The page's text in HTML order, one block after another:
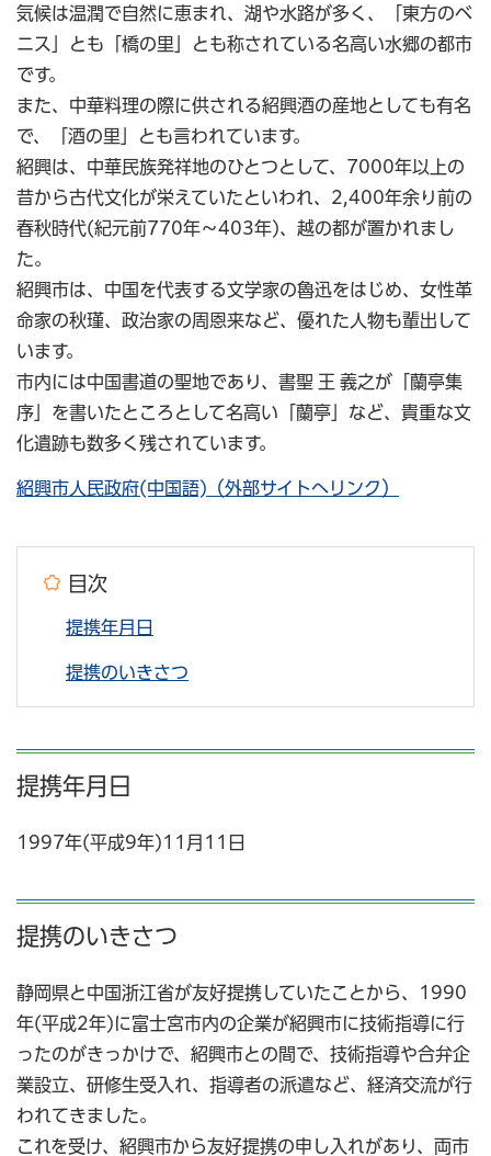
気候は温潤で自然に恵まれ、湖や水路が多く、「東方のベ
ニス」とも「橋の里」とも称されている名高い水郷の都市
です。
また、中華料理の際に供される紹興酒の産地としても有名
で、「酒の里」とも言われています。
紹興は、中華民族発祥地のひとつとして、7000年以上の
昔から古代文化が栄えていたといわれ、2,400年余り前の
春秋時代(紀元前770年～403年)、越の都が置かれまし
た。
紹興市は、中国を代表する文学家の魯迅をはじめ、女性革
命家の秋瑾、政治家の周恩来など、優れた人物も輩出して
います。
市内には中国書道の聖地であり、書聖 王 義之が「蘭亭集
序」を書いたところとして名高い「蘭亭」など、貴重な文
化遺跡も数多く残されています。
紹興市人民政府(中国語)（外部サイトへリンク）
目次
提携年月日
提携のいきさつ
提携年月日
1997年(平成9年)11月11日
提携のいきさつ
静岡県と中国浙江省が友好提携していたことから、1990
年(平成2年)に富士宮市内の企業が紹興市に技術指導に行
ったのがきっかけで、紹興市との間で、技術指導や合弁企
業設立、研修生受入れ、指導者の派遣など、経済交流が行
われてきました。
これを受け、紹興市から友好提携の申し入れがあり、両市